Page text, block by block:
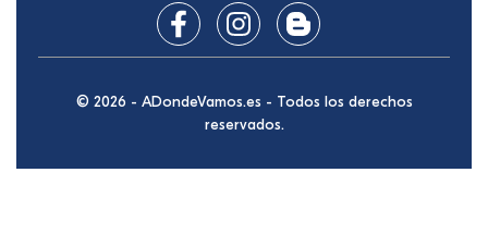
© 2026 - ADondeVamos.es - Todos los derechos
reservados.